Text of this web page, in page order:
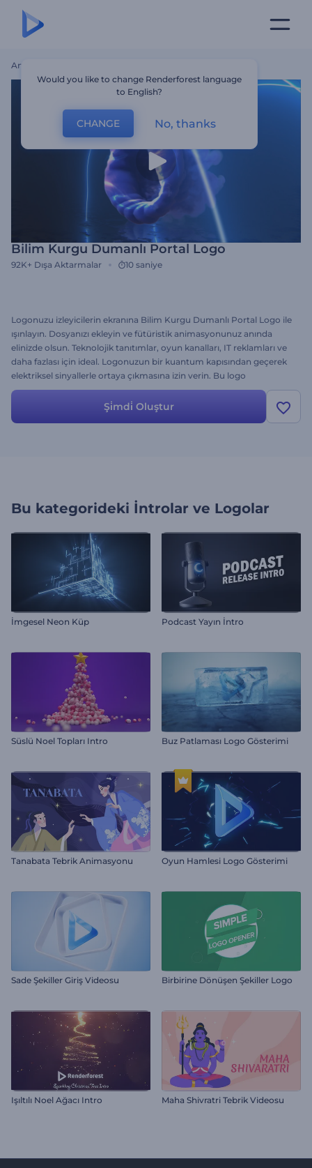
Ana Sayfa
Bilim Kurgu Dumanlı Portal Logo
92K+ Dışa Aktarmalar 10 saniye
Logonuzu izleyicilerin ekranına Bilim Kurgu Dumanlı Portal Logo ile
ışınlayın. Dosyanızı ekleyin ve fütüristik animasyonunuz anında
elinizde olsun. Teknolojik tanıtımlar, oyun kanalları, IT reklamları ve
daha fazlası için ideal. Logonuzun bir kuantum kapısından geçerek
elektriksel sinyallerle ortaya çıkmasına izin verin. Bu logo
gösterimini hemen bugün deneyin!
Şi̇mdi̇ Oluştur
Bu kategorideki İntrolar ve Logolar
İmgesel Neon Küp Podcast Yayın İntro
Süslü Noel Topları Intro Buz Patlaması Logo Gösterimi
Tanabata Tebrik Animasyonu Oyun Hamlesi Logo Gösterimi
Sade Şekiller Giriş Videosu Birbirine Dönüşen Şekiller Logo
Işıltılı Noel Ağacı Intro Maha Shivratri Tebrik Videosu
Would you like to change Renderforest language
to English?
CHANGE No, thanks